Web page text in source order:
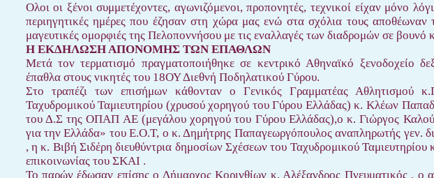
Ολοι οι ξένοι συμμετέχοντες, αγωνιζόμενοι, προπονητές, τεχνικοί είχαν μόνο
περιηγητικές ημέρες που έζησαν στη χώρα μας ενώ στα σχόλια τους αποθέωναν
μαγευτικές ομορφιές της Πελοποννήσου με τις εναλλαγές των διαδρομών σε βουνό
Η ΕΚΔΗΛΩΣΗ ΑΠΟΝΟΜΗΣ ΤΩΝ ΕΠΑΘΛΩΝ
Μετά τον τερματισμό πραγματοποιήθηκε σε κεντρικό Αθηναϊκό ξενοδοχείο
έπαθλα στους νικητές του 18ΟΥ Διεθνή Ποδηλατικού Γύρου.
Στο τραπέζι των επισήμων κάθονταν ο Γενικός Γραμματέας Αθλητισμού
Ταχυδρομικού Ταμιευτηρίου (χρυσού χορηγού του Γύρου Ελλάδας) κ. Κλέων
του Δ.Σ της ΟΠΑΠ ΑΕ (μεγάλου χορηγού του Γύρου Ελλάδας),ο κ. Γιώργος
για την Ελλάδα» του Ε.Ο.Τ, ο κ. Δημήτρης Παπαγεωργόπουλος αναπληρωτής γεν.
, η κ. Βιβή Σιδέρη διευθύντρια δημοσίων Σχέσεων του Ταχυδρομικού
επικοινωνίας του ΣΚΑΙ .
Το παρών έδωσαν επίσης ο Δήμαρχος Κορινθίων κ. Αλέξανδρος Πνευματικός , ο